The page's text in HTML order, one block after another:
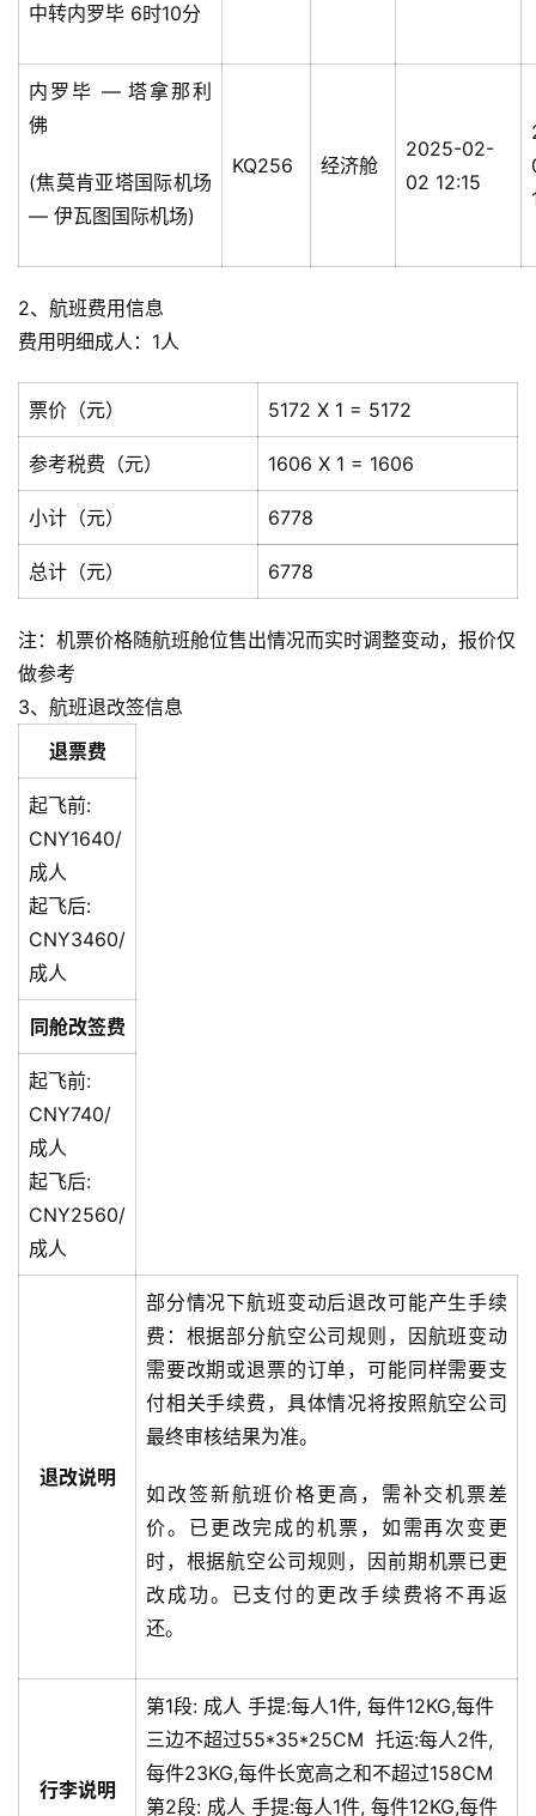
中转内罗毕 6时10分
内罗毕 — 塔拿那利
佛
(焦莫肯亚塔国际机场
— 伊瓦图国际机场)
KQ256 经济舱
2025-02-
02 12:15
2、航班费用信息
费用明细成人：1人
票价（元） 5172 X 1 = 5172
参考税费（元） 1606 X 1 = 1606
小计（元） 6778
总计（元） 6778
注：机票价格随航班舱位售出情况而实时调整变动，报价仅
做参考
3、航班退改签信息
退票费
起飞前:
CNY1640/
成人
起飞后:
CNY3460/
成人
同舱改签费
起飞前:
CNY740/
成人
起飞后:
CNY2560/
成人
退改说明
部分情况下航班变动后退改可能产生手续
费：根据部分航空公司规则，因航班变动
需要改期或退票的订单，可能同样需要支
付相关手续费，具体情况将按照航空公司
最终审核结果为准。
如改签新航班价格更高，需补交机票差
价。已更改完成的机票，如需再次变更
时，根据航空公司规则，因前期机票已更
改成功。已支付的更改手续费将不再返
还。
行李说明
第1段: 成人 手提:每人1件, 每件12KG,每件
三边不超过55*35*25CM 托运:每人2件,
每件23KG,每件长宽高之和不超过158CM
第2段: 成人 手提:每人1件, 每件12KG,每件